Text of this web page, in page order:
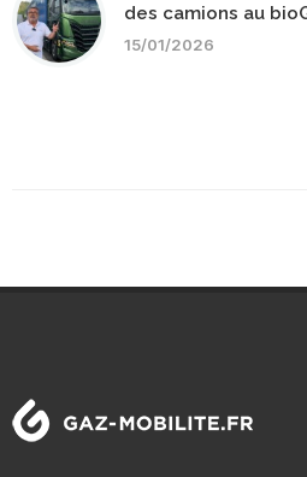
des camions au
15/01/2026